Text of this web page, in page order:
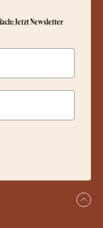
Jetzt Newsletter